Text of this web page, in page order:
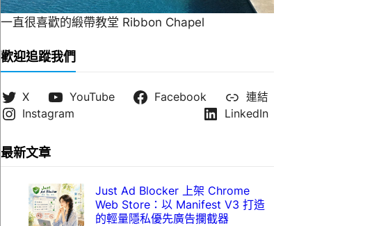
一直很喜歡的緞帶教堂 Ribbon Chapel
歡迎追蹤我們
X YouTube Facebook
連結
Instagram
LinkedIn
最新文章
Just Ad Blocker 上架 Chrome
Web Store：以 Manifest V3 打造
的輕量隱私優先廣告攔截器